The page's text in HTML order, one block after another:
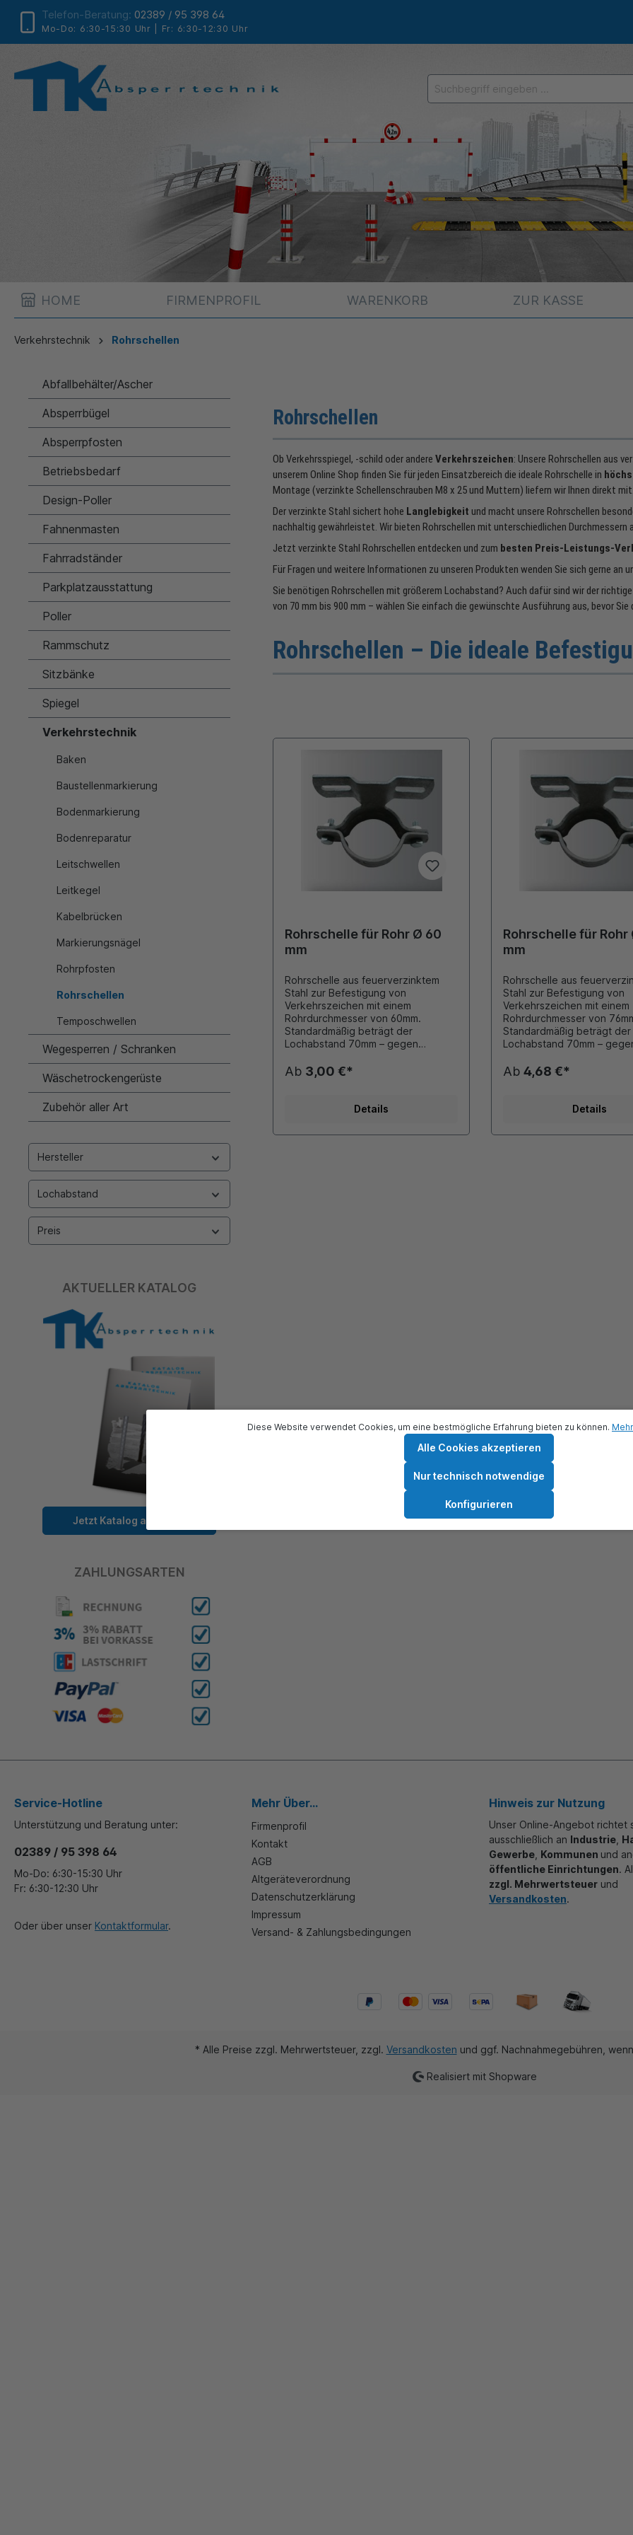
Telefon-Beratung: 02389 / 95 398 64
Mo-Do: 6:30-15:30 Uhr | Fr: 6:30-12:30 Uhr
HOME FIRMENPROFIL WARENKORB ZUR KASSE
Verkehrstechnik Rohrschellen
Abfallbehälter/Ascher
Absperrbügel
Absperrpfosten
Betriebsbedarf
Design-Poller
Fahnenmasten
Fahrradständer
Parkplatzausstattung
Poller
Rammschutz
Sitzbänke
Spiegel
Verkehrstechnik
Baken
Baustellenmarkierung
Bodenmarkierung
Bodenreparatur
Leitschwellen
Leitkegel
Kabelbrücken
Markierungsnägel
Rohrpfosten
Rohrschellen
Temposchwellen
Wegesperren / Schranken
Wäschetrockengerüste
Zubehör aller Art
Hersteller
Lochabstand
Preis
AKTUELLER KATALOG
Jetzt Katalog ansehen!
ZAHLUNGSARTEN
Rohrschellen
Ob Verkehrsspiegel, -schild oder andere Verkehrszeichen: Unsere Rohrschellen aus
unserem Online Shop finden Sie für jeden Einsatzbereich die ideale Rohrschelle in
Montage (verzinkte Schellenschrauben M8 x 25 und Muttern) liefern wir Ihnen direkt mit.
Der verzinkte Stahl sichert hohe Langlebigkeit und macht unsere Rohrschellen
nachhaltig gewährleistet. Wir bieten Rohrschellen mit unterschiedlichen Durchmessern
Jetzt verzinkte Stahl Rohrschellen entdecken und zum besten Preis-Leistungs-
Für Fragen und weitere Informationen zu unseren Produkten wenden Sie sich gerne an
Sie benötigen Rohrschellen mit größerem Lochabstand? Auch dafür sind wir der
von 70 mm bis 900 mm – wählen Sie einfach die gewünschte Ausführung aus, bevor Sie
Rohrschellen – Die ideale
Rohrschelle für Rohr Ø 60
mm
Rohrschelle aus feuerverzinktem
Stahl zur Befestigung von
Verkehrszeichen mit einem
Rohrdurchmesser von 60mm.
Standardmäßig beträgt der
Lochabstand 70mm – gegen
350mm, 500mm, 700mm und
900mm. Im Lieferumfang sind die
Muttern enthalten.
Ab 3,00 €*
Details
Rohrschelle für Rohr
mm
Rohrschelle aus
Stahl zur Befestigung von
Verkehrszeichen mit einem
Rohrdurchmesser von
Standardmäßig beträgt der
Lochabstand 70mm –
350mm, 500mm, 700mm und
900mm. Im Lieferumfang
Muttern enthalten.
Ab4,68 €*
Details
Service-Hotline
Unterstützung und Beratung unter:
02389 / 95 398 64
Mo-Do: 6:30-15:30 Uhr
Fr: 6:30-12:30 Uhr
Oder über unser Kontaktformular.
Mehr Über...
Firmenprofil
Kontakt
AGB
Altgeräteverordnung
Datenschutzerklärung
Impressum
Versand- & Zahlungsbedingungen
Hinweis zur Nutzung
Unser Online-Angebot richtet
ausschließlich an Industrie
Gewerbe Kommunen und
öffentliche Einrichtungen.
zzgl. Mehrwertsteuer und
Versandkosten.
* Alle Preise zzgl. Mehrwertsteuer, zzgl. Versandkosten und ggf. Nachnahmegebühren,
Realisiert mit Shopware
Diese Website verwendet Cookies, um eine bestmögliche Erfahrung bieten zu können.
Nur technisch notwendige
Konfigurieren
Alle Cookies akzeptieren